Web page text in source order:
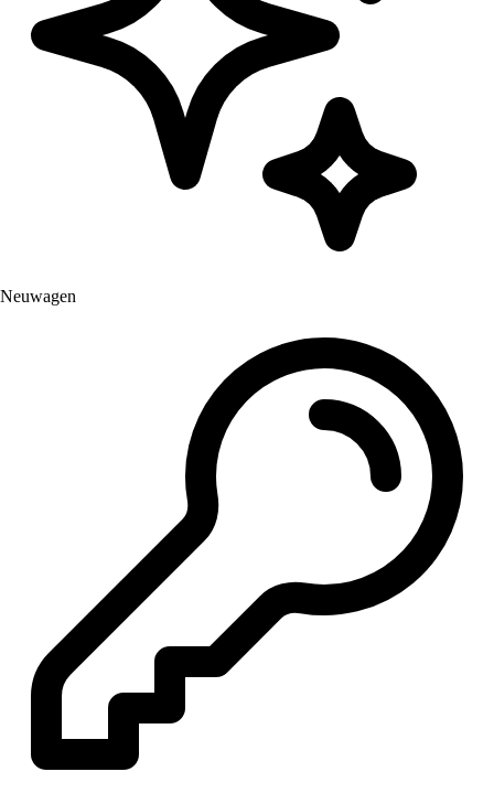
Neuwagen